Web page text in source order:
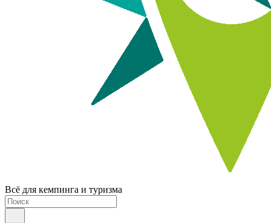
Всё для кемпинга и туризма